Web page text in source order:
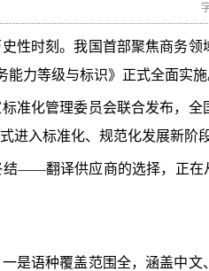
性时刻。我国首部聚焦商务领
力等级与标识》正式全面实施
准化管理委员会联合发布，全
进入标准化、规范化发展新阶段
——翻译供应商的选择，正在
是语种覆盖范围全，涵盖中文